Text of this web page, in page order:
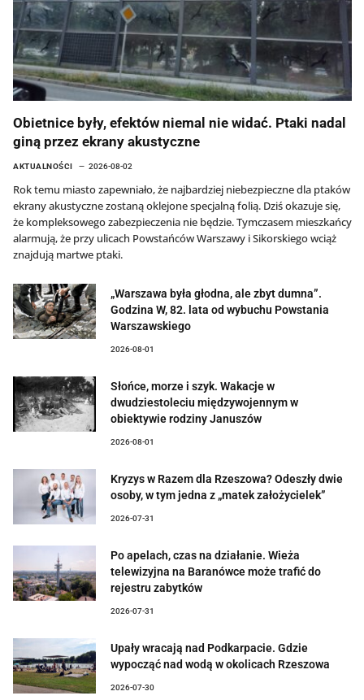
Obietnice były, efektów niemal nie widać. Ptaki nadal
giną przez ekrany akustyczne
AKTUALNOŚCI 2026-08-02
Rok temu miasto zapewniało, że najbardziej niebezpieczne dla ptaków
ekrany akustyczne zostaną oklejone specjalną folią. Dziś okazuje się,
że kompleksowego zabezpieczenia nie będzie. Tymczasem mieszkańcy
alarmują, że przy ulicach Powstańców Warszawy i Sikorskiego wciąż
znajdują martwe ptaki.
„Warszawa była głodna, ale zbyt dumna”.
Godzina W, 82. lata od wybuchu Powstania
Warszawskiego
2026-08-01
Słońce, morze i szyk. Wakacje w
dwudziestoleciu międzywojennym w
obiektywie rodziny Januszów
2026-08-01
Kryzys w Razem dla Rzeszowa? Odeszły dwie
osoby, w tym jedna z „matek założycielek”
2026-07-31
Po apelach, czas na działanie. Wieża
telewizyjna na Baranówce może trafić do
rejestru zabytków
2026-07-31
Upały wracają nad Podkarpacie. Gdzie
wypocząć nad wodą w okolicach Rzeszowa
2026-07-30